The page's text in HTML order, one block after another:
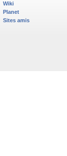
Wiki
Planet
Sites amis